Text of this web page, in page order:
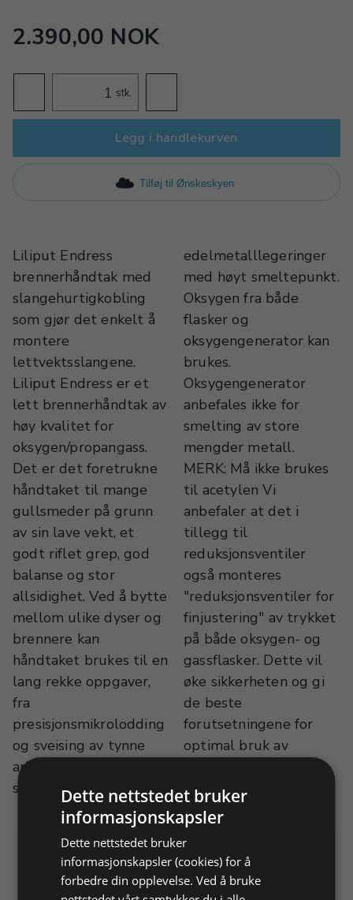
2.390,00 NOK
stk.
Legg i handlekurven
Tilføj til Ønskeskyen
Liliput Endress
brennerhåndtak med
slangehurtigkobling
som gjør det enkelt å
montere
lettvektsslangene.
Liliput Endress er et
lett brennerhåndtak av
høy kvalitet for
oksygen/propangass.
Det er det foretrukne
håndtaket til mange
gullsmeder på grunn
av sin lave vekt, et
godt riflet grep, god
balanse og stor
allsidighet. Ved å bytte
mellom ulike dyser og
brennere kan
håndtaket brukes til en
lang rekke oppgaver,
fra
presisjonsmikrolodding
og sveising av tynne
arbeidsstykker til
smelting av
edelmetalllegeringer
med høyt smeltepunkt.
Oksygen fra både
flasker og
oksygengenerator kan
brukes.
Oksygengenerator
anbefales ikke for
smelting av store
mengder metall.
MERK: Må ikke brukes
til acetylen Vi
anbefaler at det i
tillegg til
reduksjonsventiler
også monteres
"reduksjonsventiler for
finjustering" av trykket
på både oksygen- og
gassflasker. Dette vil
øke sikkerheten og gi
de beste
forutsetningene for
optimal bruk av
Relaterte produkter
Dette nettstedet bruker
informasjonskapsler
Dette nettstedet bruker
informasjonskapsler (cookies) for å
forbedre din opplevelse. Ved å bruke